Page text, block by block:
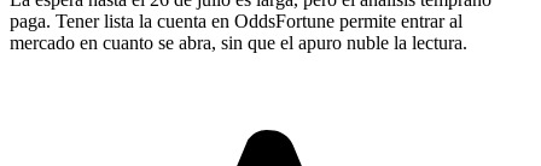
paga. Tener lista la cuenta en OddsFortune permite entrar al
mercado en cuanto se abra, sin que el apuro nuble la lectura.